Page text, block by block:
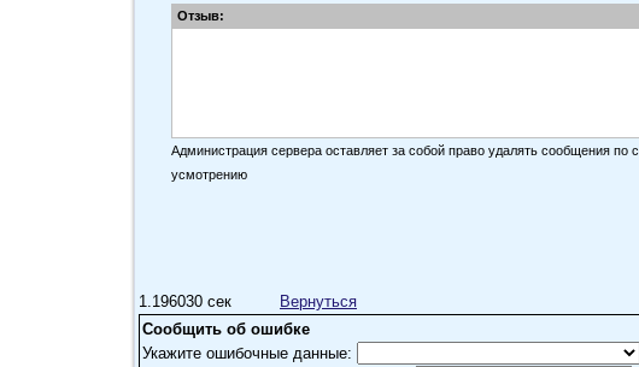
Отзыв:
Администрация сервера оставляет за собой право удалять сообщения по
усмотрению
1.196030 сек
Вернуться
Сообщить об ошибке
Укажите ошибочные данные: